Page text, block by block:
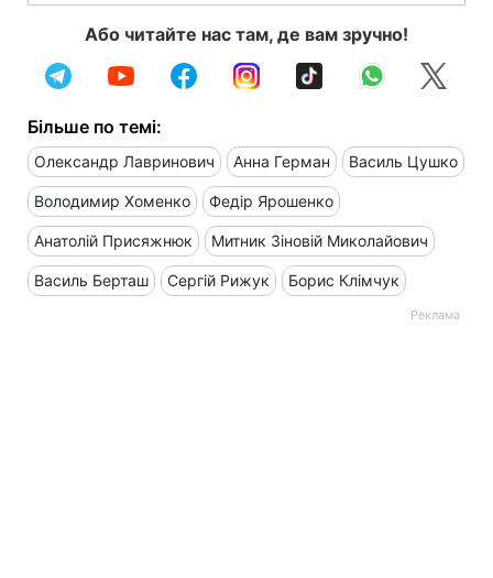
Або читайте нас там, де вам зручно!
Більше по темі:
Олександр Лавринович Анна Герман Василь Цушко
Володимир Хоменко Федір Ярошенко
Анатолій Присяжнюк Митник Зіновій Миколайович
Василь Берташ Сергій Рижук Борис Клімчук